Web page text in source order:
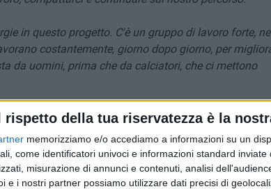
rispetto della tua riservatezza è la
memorizziamo e/o accediamo a informazioni su un
come identificatori univoci e informazioni standard
misurazione di annunci e contenuti, analisi
e i nostri partner possiamo utilizzare dati precisi di
in questo progetto. C'è un gruppo di lavoro forte, ne
costantemente, giorno dopo giorno, per
da uomini, prima che da calciatori, che ci mettono
dire che ci impegneremo e lavoreremo ancora di più,
nostro stile. E perché abbiamo una città intera che
Continueremo, senza sosta: il nostro obiettivo